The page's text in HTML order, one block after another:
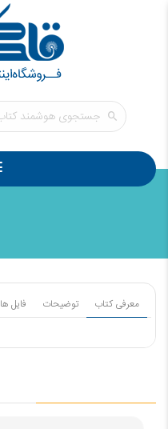
معرفی کتاب توضیحات فایل ها